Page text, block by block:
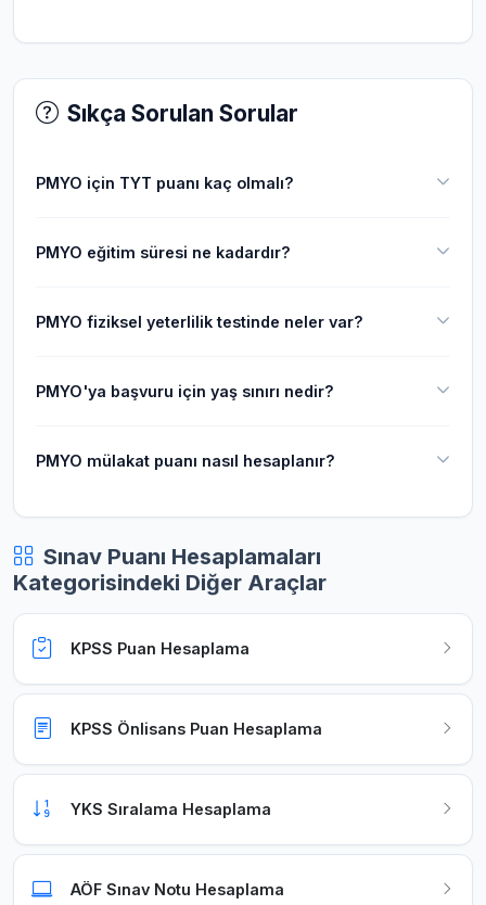
Sıkça Sorulan Sorular
PMYO için TYT puanı kaç olmalı?
PMYO eğitim süresi ne kadardır?
PMYO fiziksel yeterlilik testinde neler var?
PMYO'ya başvuru için yaş sınırı nedir?
PMYO mülakat puanı nasıl hesaplanır?
Sınav Puanı Hesaplamaları
Kategorisindeki Diğer Araçlar
KPSS Puan Hesaplama
KPSS Önlisans Puan Hesaplama
YKS Sıralama Hesaplama
AÖF Sınav Notu Hesaplama